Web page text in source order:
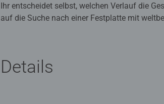
Ihr entscheidet selbst, welchen Verlauf die
auf die Suche nach einer Festplatte mit
149 Karten lassen die Spieler durch
Details